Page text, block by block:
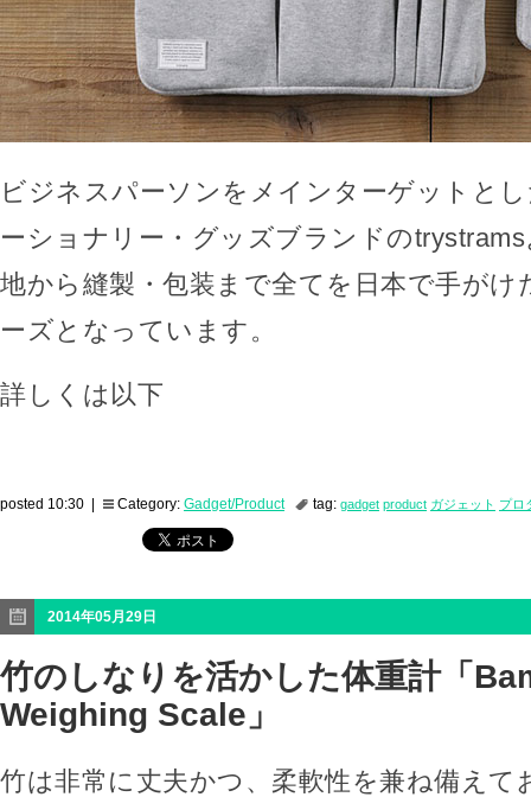
ビジネスパーソンをメインターゲットと
ーショナリー・グッズブランドの
地から縫製・包装まで全てを日本で手が
ーズとなっています。
詳しくは以下
posted 10:30 | Category: Gadget/Product tag: gadget product ガジェット プロ
2014年05月29日
竹のしなりを活かした体重計「
Weighing Scale」
竹は非常に丈夫かつ、柔軟性を兼ね備えて